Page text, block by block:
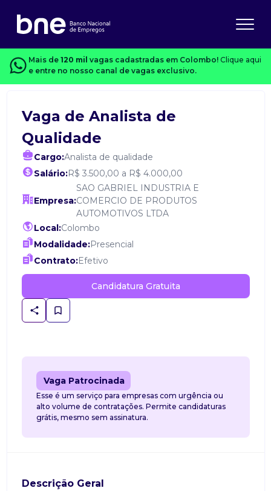
Mais de 120 mil vagas cadastradas em Colombo! Clique aqui
e entre no nosso canal de vagas exclusivo.
Vaga de Analista de
Qualidade
Cargo:Analista de qualidade
Salário:R$ 3.500,00 a R$ 4.000,00
Empresa:
SAO GABRIEL INDUSTRIA E
COMERCIO DE PRODUTOS
AUTOMOTIVOS LTDA
Local:Colombo
Modalidade:Presencial
Contrato:Efetivo
Candidatura Gratuita
Vaga Patrocinada
Esse é um serviço para empresas com urgência ou
alto volume de contratações. Permite candidaturas
grátis, mesmo sem assinatura.
Descrição Geral